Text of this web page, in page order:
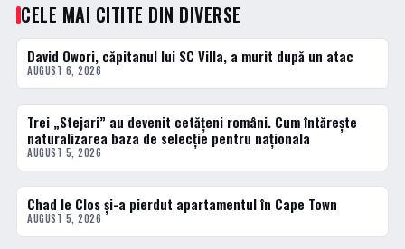
CELE MAI CITITE DIN DIVERSE
1 · TOP
David Owori, căpitanul lui SC Villa, a murit după un atac
AUGUST 6, 2026
2 · TOP
Trei „Stejari” au devenit cetățeni români. Cum întărește
naturalizarea baza de selecție pentru naționala
AUGUST 5, 2026
3 · TOP
Chad le Clos și-a pierdut apartamentul în Cape Town
AUGUST 5, 2026